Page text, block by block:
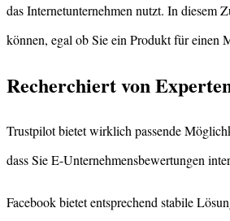
das Internetunternehmen nutzt. In diesem
können, egal ob Sie ein Produkt für einen
Recherchiert von
Trustpilot bietet wirklich passende
dass Sie E-Unternehmensbewertungen
Facebook bietet entsprechend stabile